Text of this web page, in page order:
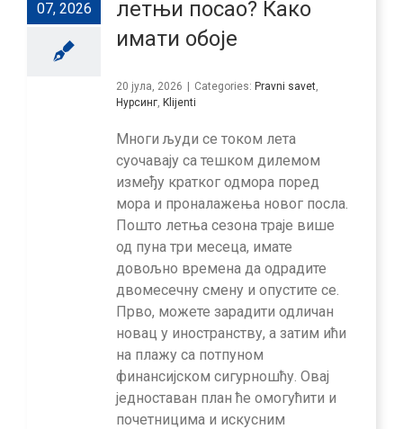
07, 2026
летњи посао? Како
имати обоје
20 јула, 2026 | Categories: Pravni savet
Нурсинг Klijenti
Многи људи се током лета
суочавају са тешком дилемом
између кратког одмора поред
мора и проналажења новог посла.
Пошто летња сезона траје више
од пуна три месеца, имате
довољно времена да одрадите
двомесечну смену и опустите се.
Прво, можете зарадити одличан
новац у иностранству, а затим ићи
на плажу са потпуном
финансијском сигурношћу. Овај
једноставан план ће омогућити и
почетницима и искусним